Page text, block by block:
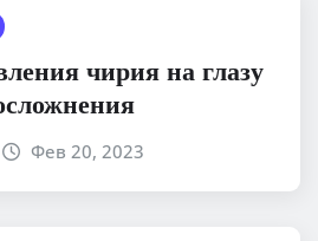
чирия на глазу
Фев 20, 2023